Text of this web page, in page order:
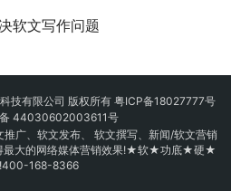
软文写作问题
技有限公司 版权所有 粤ICP备18027777号
44030602003611号
推广、 软文发布、 软文撰写、新闻/软文营销
最大的网络媒体营销效果!★软★功底★硬★
168-8366